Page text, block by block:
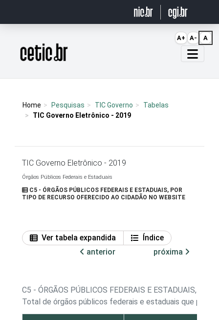
Página inicial
Home Pesquisas TIC Governo
Tabelas
TIC Governo Eletrônico - 2019
TIC Governo Eletrônico - 2019
Órgãos Públicos Federais e Estaduais
C5 - ÓRGÃOS PÚBLICOS FEDERAIS E ESTADUAIS, POR
TIPO DE RECURSO OFERECIDO AO CIDADÃO NO WEBSITE
Ver tabela expandida
Índice
anterior
próxima
C5 - ÓRGÃOS PÚBLICOS FEDERAIS E ESTADUAIS,
Total de órgãos públicos federais e estaduais que
A+ A- A